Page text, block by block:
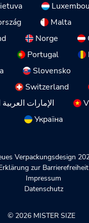
Malta
Norge
Portugal
Slovensko
Switzerland
الإمارات
Україна
Verpackungsdesign
zur Barrierefreiheit
Impressum
Datenschutz
© 2026 MISTER SIZE